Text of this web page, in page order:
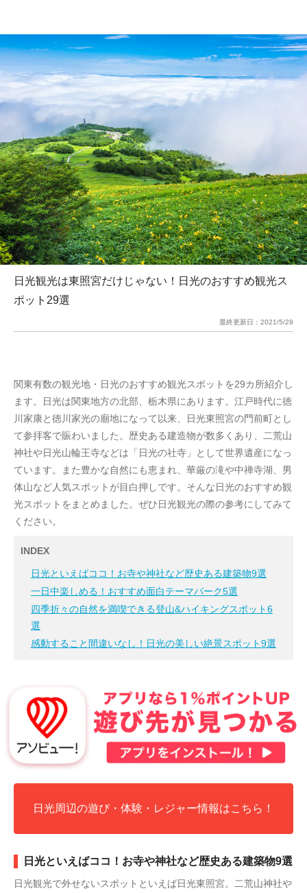
日光観光は東照宮だけじゃない！日光のおすすめ観光ス
ポット29選
最終更新日： 2021/5/29
関東有数の観光地・日光のおすすめ観光スポットを29カ所紹介し
ます。日光は関東地方の北部、栃木県にあります。江戸時代に徳
川家康と徳川家光の廟地になって以来、日光東照宮の門前町とし
て参拝客で賑わいました。歴史ある建造物が数多くあり、二荒山
神社や日光山輪王寺などは「日光の社寺」として世界遺産になっ
ています。また豊かな自然にも恵まれ、華厳の滝や中禅寺湖、男
体山など人気スポットが目白押しです。そんな日光のおすすめ観
光スポットをまとめました。ぜひ日光観光の際の参考にしてみて
ください。
INDEX
日光といえばココ！お寺や神社など歴史ある建築物9選
一日中楽しめる！おすすめ面白テーマパーク5選
四季折々の自然を満喫できる登山&ハイキングスポット6
選
感動すること間違いなし！日光の美しい絶景スポット9選
日光周辺の遊び・体験・レジャー情報はこちら！
日光といえばココ！お寺や神社など歴史ある建築物9選
日光観光で外せないスポットといえば日光東照宮。二荒山神社や